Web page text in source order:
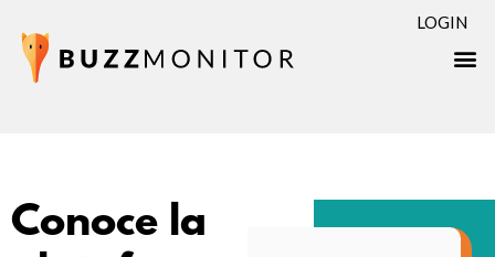
LOGIN
Conoce la